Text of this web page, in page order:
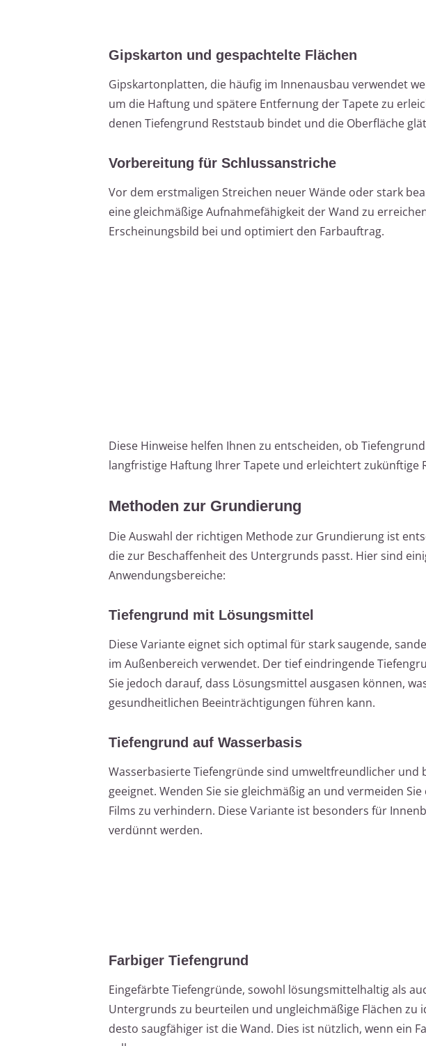
Gipskarton und gespachtelte Flächen
Gipskartonplatten, die häufig im Innenausbau verwendet
um die Haftung und spätere Entfernung der Tapete zu
denen Tiefengrund Reststaub bindet und die Oberfläche
Vorbereitung für Schlussanstriche
Vor dem erstmaligen Streichen neuer Wände oder stark
eine gleichmäßige Aufnahmefähigkeit der Wand zu
Erscheinungsbild bei und optimiert den Farbauftrag.
Diese Hinweise helfen Ihnen zu entscheiden, ob
langfristige Haftung Ihrer Tapete und erleichtert zukünftige
Methoden zur Grundierung
Die Auswahl der richtigen Methode zur Grundierung ist
die zur Beschaffenheit des Untergrunds passt. Hier sind
Anwendungsbereiche:
Tiefengrund mit Lösungsmittel
Diese Variante eignet sich optimal für stark saugende,
im Außenbereich verwendet. Der tief eindringende
Sie jedoch darauf, dass Lösungsmittel ausgasen können,
gesundheitlichen Beeinträchtigungen führen kann.
Tiefengrund auf Wasserbasis
Wasserbasierte Tiefengründe sind umweltfreundlicher
geeignet. Wenden Sie sie gleichmäßig an und vermeiden
Films zu verhindern. Diese Variante ist besonders für
verdünnt werden.
Farbiger Tiefengrund
Eingefärbte Tiefengründe, sowohl lösungsmittelhaltig als
Untergrunds zu beurteilen und ungleichmäßige Flächen zu
desto saugfähiger ist die Wand. Dies ist nützlich, wenn ein